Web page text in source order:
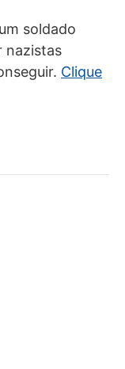
soldado
nazistas
Clique